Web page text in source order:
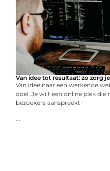
Van idee tot resultaat: zo zorg
Van idee naar een werkende
doel. Je wilt een online plek
bezoekers aanspreekt
...